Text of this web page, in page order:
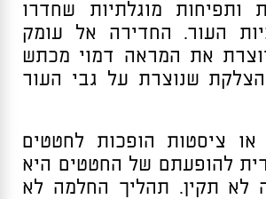
ותפיחות מוגלתיות שחדרו
העור. החדירה אל עומק
את המראה דמוי מכתש
שנוצרת על גבי העור
או ציסטות הופכות לחטטים
להופעתם של החטטים היא
לא תקין. תהליך החלמה לא